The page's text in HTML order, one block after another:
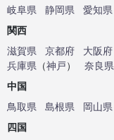
岐阜県
静岡県 愛知県
関西
滋賀県
京都府 大阪府
兵庫県 （神戸） 奈良県
中国
鳥取県
島根県 岡山県
四国